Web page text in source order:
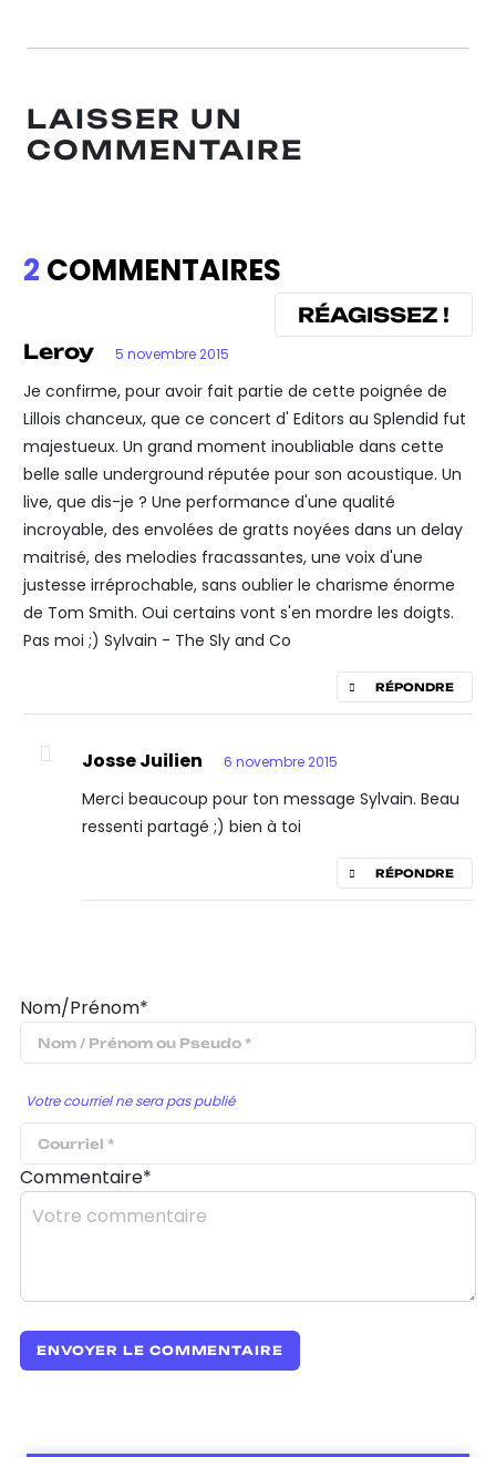
LAISSER UN
COMMENTAIRE
2 COMMENTAIRES
RÉAGISSEZ !
Leroy
5 novembre 2015
Je confirme, pour avoir fait partie de cette poignée de
Lillois chanceux, que ce concert d' Editors au Splendid fut
majestueux. Un grand moment inoubliable dans cette
belle salle underground réputée pour son acoustique. Un
live, que dis-je ? Une performance d'une qualité
incroyable, des envolées de gratts noyées dans un delay
maitrisé, des melodies fracassantes, une voix d'une
justesse irréprochable, sans oublier le charisme énorme
de Tom Smith. Oui certains vont s'en mordre les doigts.
Pas moi ;) Sylvain - The Sly and Co
RÉPONDRE
Josse Juilien 6 novembre 2015
Merci beaucoup pour ton message Sylvain. Beau
ressenti partagé ;) bien à toi
RÉPONDRE
Nom/Prénom*
Votre courriel ne sera pas publié
Commentaire*